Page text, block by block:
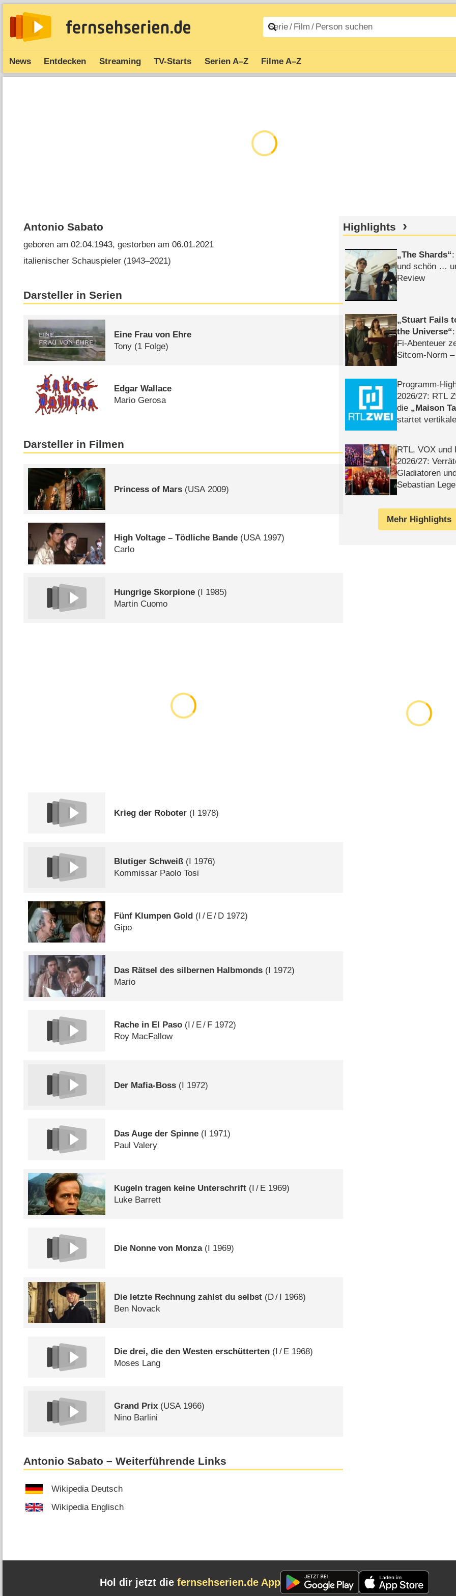
News Entdecken Streaming TV-Starts Serien A–Z Filme A–Z
Antonio Sabato
geboren am 02.04.1943, gestorben am 06.01.2021
italienischer Schauspieler (1943⁠–⁠2021)
Darsteller in Serien
Eine Frau von Ehre
Tony (1 Folge)
Edgar Wallace
Mario Gerosa
Darsteller in Filmen
Princess of Mars (USA 2009)
High Voltage – Tödliche Bande (USA1997)
Carlo
Hungrige Skorpione (I 1985)
Martin Cuomo
Krieg der Roboter (I 1978)
Blutiger Schweiß ( 1976)
Kommissar Paolo Tosi
Fünf Klumpen Gold ( / E/ D 1972)
Gipo
Das Rätsel des silbernen Halbmonds ( 1972)
Mario
Rache in El Paso (I / E/ F 1972)
Roy MacFallow
Der Mafia-Boss (I 1972)
Das Auge der Spinne (I 1971)
Paul Valery
Kugeln tragen keine Unterschrift (I / E 1969)
Luke Barrett
Die Nonne von Monza( 1969)
Die letzte Rechnung zahlst du selbst (D/ I 1968)
Ben Novack
Die drei, die den Westen erschütterten (I / E 1968)
Moses Lang
Grand Prix (USA 1966)
Nino Barlini
Antonio Sabato – Weiterführende Links
Wikipedia Deutsch
Wikipedia Englisch
Highlights
The Shards
und schön …
Review
Stuart Fails
the Universe
Fi-Abenteuer
Sitcom-Norm
Programm-
2026/​27: RTL
die
Maison
startet
RTL, VOX und
2026/​27:
Gladiatoren
Sebastian Lege
Mehr Highlights
Hol dir jetzt die fernsehserien.de App